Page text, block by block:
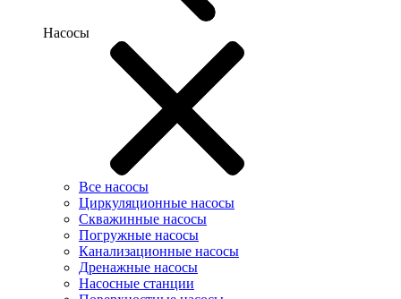
Насосы
Все насосы
Циркуляционные насосы
Скважинные насосы
Погружные насосы
Канализационные насосы
Дренажные насосы
Насосные станции